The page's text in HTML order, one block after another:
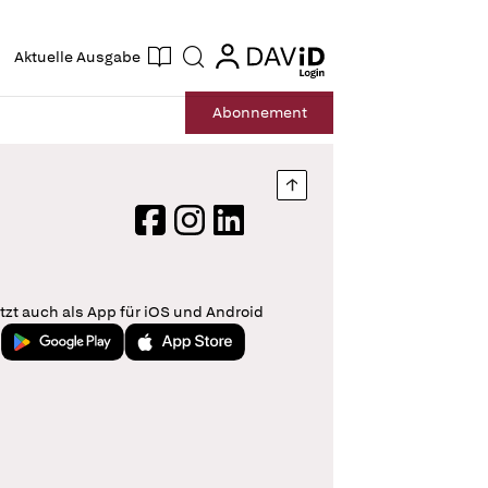
Aktuelle Ausgabe Suche login
login
Abonnement
Nach oben springen
FacebookInstagram
LinkedIn
auch als App für iOS und Android
Jetzt bei Google PlayLaden im App Store